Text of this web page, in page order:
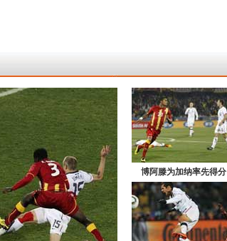
博阿滕为加纳率先得分